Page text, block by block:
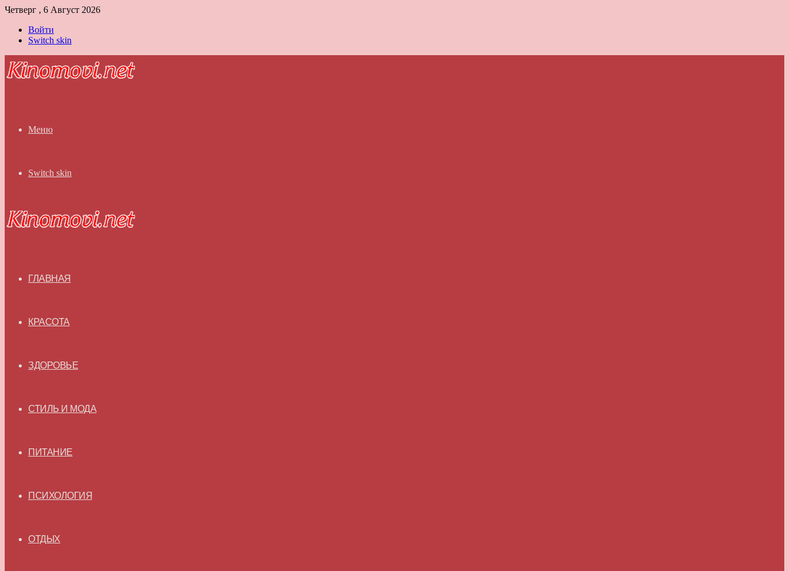
Четверг , 6 Август 2026
Войти
Switch skin
Меню
Switch skin
ГЛАВНАЯ
КРАСОТА
ЗДОРОВЬЕ
СТИЛЬ И МОДА
ПИТАНИЕ
ПСИХОЛОГИЯ
ОТДЫХ